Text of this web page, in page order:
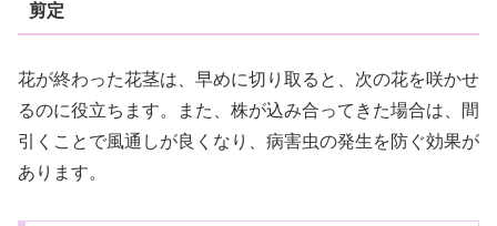
剪定
花が終わった花茎は、早めに切り取ると、次の花を咲かせ
るのに役立ちます。また、株が込み合ってきた場合は、間
引くことで風通しが良くなり、病害虫の発生を防ぐ効果が
あります。